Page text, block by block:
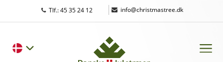
Tlf.: 45 35 24 12 | info@christmastree.dk